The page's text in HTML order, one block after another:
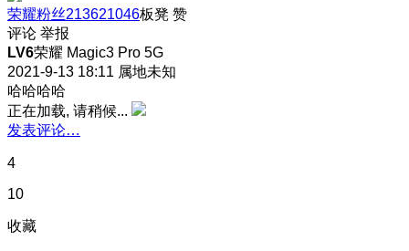
荣耀粉丝213621046板凳 赞
评论 举报
LV6荣耀 Magic3 Pro 5G
2021-9-13 18:11 属地未知
哈哈哈哈
正在加载, 请稍候...
发表评论…
4
10
收藏